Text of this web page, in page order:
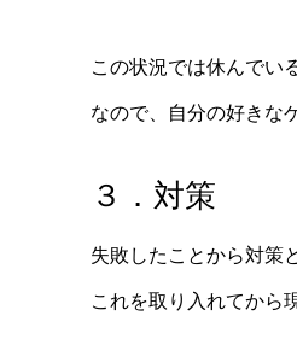
この状況では休んでい
なので、自分の好きな
３．対策
失敗したことから対策
これを取り入れてから